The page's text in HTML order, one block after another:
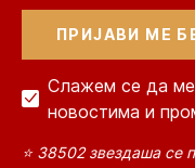
Слажем се да ме
новостима и
⭐ 38502 звездаша се